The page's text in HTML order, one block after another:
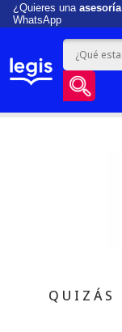
¿Quieres una
WhatsApp
QUIZÁS